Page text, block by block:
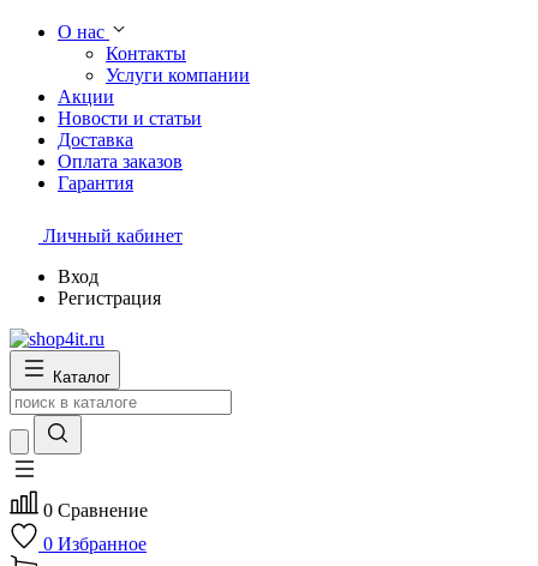
О нас
Контакты
Услуги компании
Акции
Новости и статьи
Доставка
Оплата заказов
Гарантия
Личный кабинет
Вход
Регистрация
Каталог
0 Сравнение
0 Избранное